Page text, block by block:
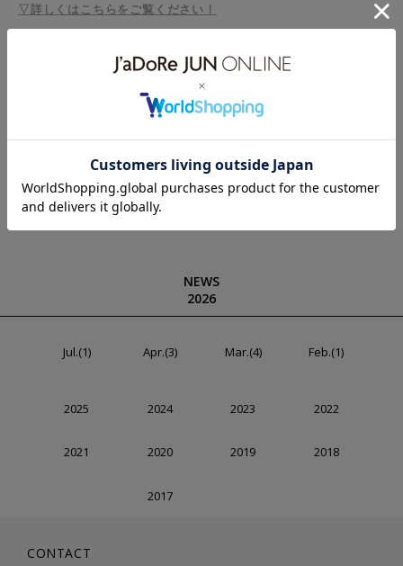
▽詳しくはこちらをご覧ください！
前回に引き続きスペシャルゲストは、三枝こころさん。
今回もガチ対決のほか、ゲストと楽しめるイベントを準備中。
▽前回の様子はこちらをご覧ください！
NEWS
2026
Jul.(1) Apr.(3) Mar.(4) Feb.(1)
2025 2024 2023 2022
2021 2020 2019 2018
2017
CONTACT